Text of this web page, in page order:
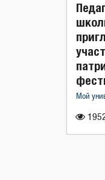
Мой